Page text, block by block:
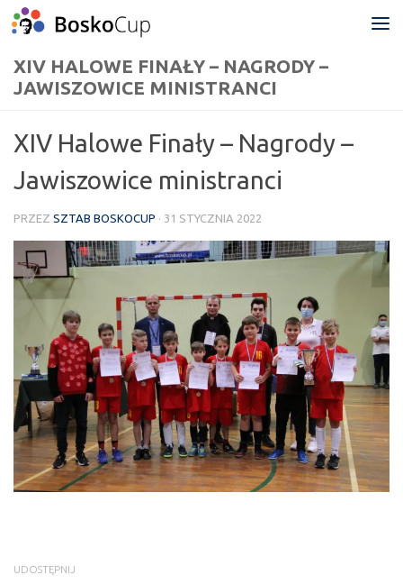
Przejdź do treści
XIV HALOWE FINAŁY – NAGRODY –
JAWISZOWICE MINISTRANCI
XIV Halowe Finały – Nagrody –
Jawiszowice ministranci
PRZEZ SZTAB BOSKOCUP · 31 STYCZNIA 2022
UDOSTĘPNIJ